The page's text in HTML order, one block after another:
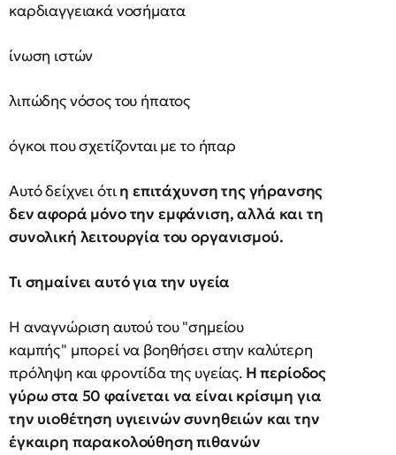
καρδιαγγειακά νοσήματα
ίνωση ιστών
λιπώδης νόσος του ήπατος
όγκοι που σχετίζονται με το ήπαρ
Αυτό δείχνει ότιη επιτάχυνση της γήρανσης
δεν αφορά μόνο την εμφάνιση, αλλά και τη
συνολική λειτουργία του οργανισμού.
Τι σημαίνει αυτό για την υγεία
Η αναγνώριση αυτού του "σημείου
καμπής" μπορεί να βοηθήσει στην καλύτερη
πρόληψη και φροντίδα της υγείας. Η περίοδος
γύρω στα 50 φαίνεται να είναι κρίσιμη για
την υιοθέτηση υγιεινών συνηθειών και την
έγκαιρη παρακολούθηση πιθανών